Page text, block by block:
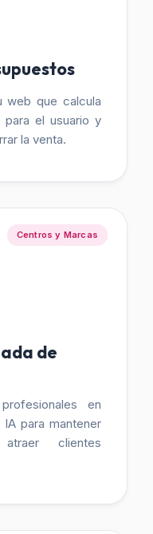
web que calcula
para el usuario y
la venta.
Centros y Marcas
de
en
para mantener
clientes